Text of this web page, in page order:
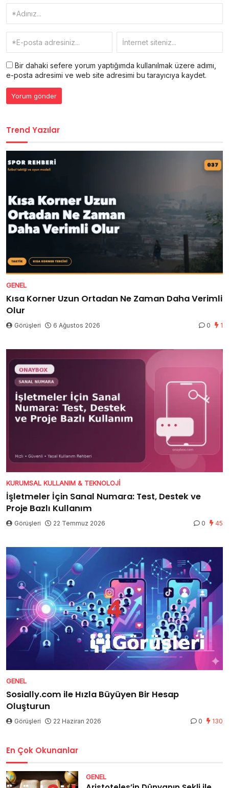
Bir dahaki sefere yorum yaptığımda kullanılmak üzere adımı,
e-posta adresimi ve web site adresimi bu tarayıcıya kaydet.
Trend Yazılar
GENEL
Kısa Korner Uzun Ortadan Ne Zaman Daha Verimli
Olur
Görüşleri 6 Ağustos 2026 0 1
KURUMSAL KULLANIM & TEKNOLOJI
İşletmeler İçin Sanal Numara: Test, Destek ve
Proje Bazlı Kullanım
Görüşleri 22 Temmuz 2026 0 45
GENEL
Sosially.com ile Hızla Büyüyen Bir Hesap
Oluşturun
Görüşleri 22 Haziran 2026 0 130
En Çok Okunanlar
GENEL